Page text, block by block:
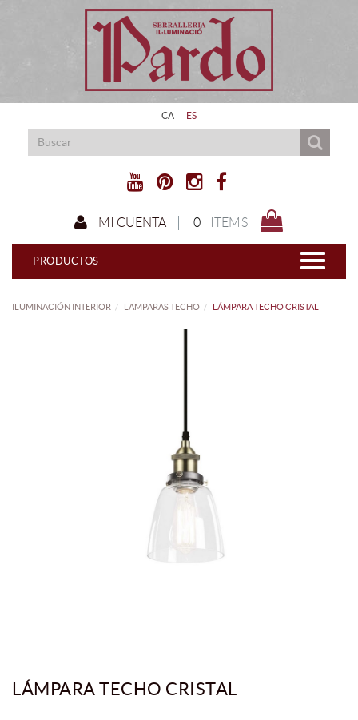
CA ES
MI CUENTA 0 ITEMS
PRODUCTOS
ILUMINACIÓN INTERIOR LAMPARAS TECHO LÁMPARA TECHO CRISTAL
LÁMPARA TECHO CRISTAL